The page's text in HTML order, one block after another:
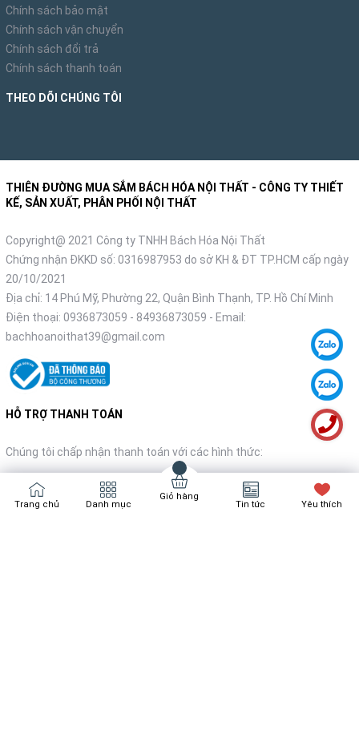
Chính sách bảo mật
Chính sách vận chuyển
Chính sách đổi trả
Chính sách thanh toán
THEO DÕI CHÚNG TÔI
THIÊN ĐƯỜNG MUA SẮM BÁCH HÓA NỘI THẤT - CÔNG TY THIẾT
KẾ, SẢN XUẤT, PHÂN PHỐI NỘI THẤT
Copyright@ 2021 Công ty TNHH Bách Hóa Nội Thất
Chứng nhận ĐKKD số: 0316987953 do sở KH & ĐT TP.HCM cấp ngày
20/10/2021
Địa chỉ: 14 Phú Mỹ, Phường 22, Quận Bình Thạnh, TP. Hồ Chí Minh
Điện thoại: 0936873059 - 84936873059 - Email:
bachhoanoithat39@gmail.com
HỖ TRỢ THANH TOÁN
Chúng tôi chấp nhận thanh toán với các hình thức:
Trang chủ Danh mục
Giỏ hàng
Tin tức Yêu thích